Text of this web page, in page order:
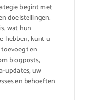
begint met
doelstellingen.
wat hun
hebben, kunt u
en
blogposts,
updates, uw
en behoeften